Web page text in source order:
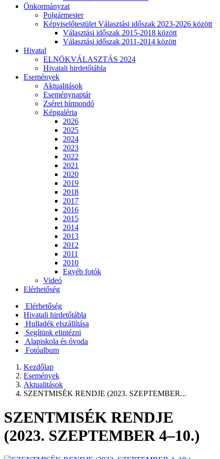
Önkormányzat
Polgármester
Képviselőtestület Választási időszak 2023-2026 között
Választási időszak 2015-2018 között
Választási időszak 2011-2014 között
Hivatal
ELNÖKVÁLASZTÁS 2024
Hivatali hirdetőtábla
Események
Aktualitások
Eseménynaptár
Zsérei hírmondó
Képgaléria
2026
2025
2024
2023
2022
2021
2020
2019
2018
2017
2016
2015
2014
2013
2012
2011
2010
Egyéb fotók
Videó
Elérhetőség
Elérhetőség
Hivatali hirdetőtábla
Hulladék elszállítása
Segítünk elintézni
Alapiskola és óvoda
Fotóalbum
Kezdőlap
Események
Aktualitások
SZENTMISÉK RENDJE (2023. SZEPTEMBER...
SZENTMISÉK RENDJE
(2023. SZEPTEMBER 4–10.)